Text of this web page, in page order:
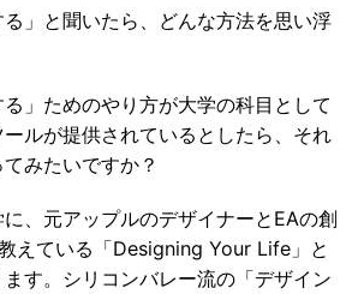
る」と聞いたら、どんな方法を思い浮
る」ためのやり方が大学の科目として
ルが提供されているとしたら、それ
みたいですか？
、元アップルのデザイナーとEAの創
えている「Designing Your Life」と
す。シリコンバレー流の「デザイン